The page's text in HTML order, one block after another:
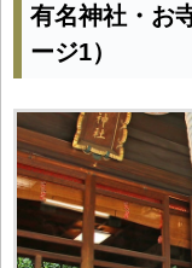
有名神社・お
ージ1）